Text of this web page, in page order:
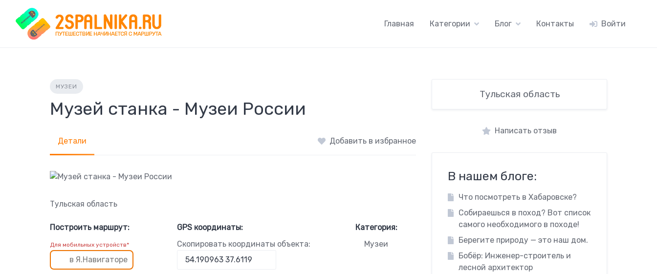
content
Главная Категории Блог Контакты Войти
МУЗЕИ
Музей станка - Музеи России
Детали Добавить в избранное
Тульская область
Построить маршрут:
Для мобильных устройств*
в Я.Навигаторе
GPS координаты:
Скопировать координаты объекта:
Категория:
Музеи
Тульская область
Написать отзыв
В нашем блоге:
Что посмотреть в Хабаровске?
Собираешься в поход? Вот список
самого необходимого в походе!
Берегите природу — это наш дом.
Бобёр: Инженер-строитель и
лесной архитектор